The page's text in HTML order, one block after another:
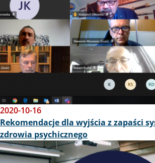
2020-10-16
Rekomendacje dla wyjścia z zapaści
zdrowia psychicznego
Obraz